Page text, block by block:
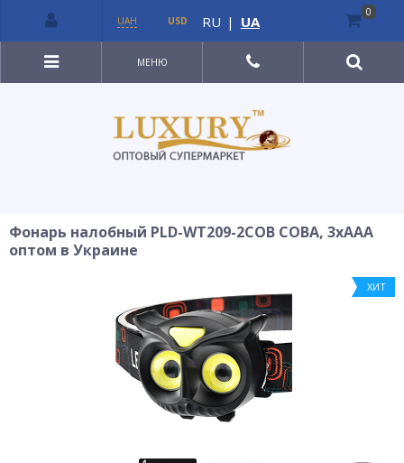
МЕНЮ
Фонарь налобный PLD-WT209-2COB COBA, 3xAAA
оптом в Украине
ХИТ
UAH USD RU | UA
0